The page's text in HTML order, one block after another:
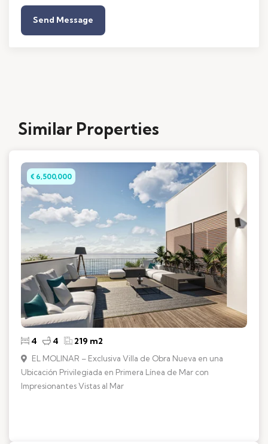
Send Message
Similar Properties
€ 6,500,000
4 4 219 m2
EL MOLINAR – Exclusiva Villa de Obra Nueva en una
Ubicación Privilegiada en Primera Línea de Mar con
Impresionantes Vistas al Mar